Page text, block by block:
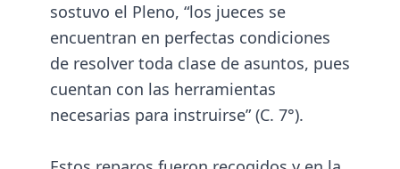
sostuvo el Pleno, “los jueces se
encuentran en perfectas condiciones
de resolver toda clase de asuntos, pues
cuentan con las herramientas
necesarias para instruirse” (C. 7°).